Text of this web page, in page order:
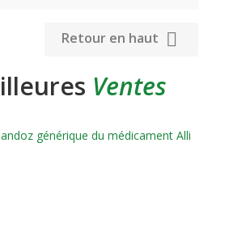
Retour en haut 
Ventes